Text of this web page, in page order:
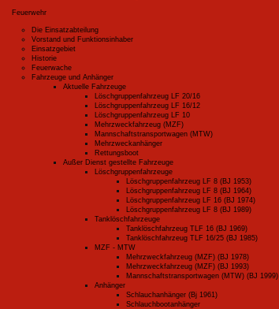
Feuerwehr
Die Einsatzabteilung
Vorstand und Funktionsinhaber
Einsatzgebiet
Historie
Feuerwache
Fahrzeuge und Anhänger
Aktuelle Fahrzeuge
Löschgruppenfahrzeug LF 20/16
Löschgruppenfahrzeug LF 16/12
Löschgruppenfahrzeug LF 10
Mehrzweckfahrzeug (MZF)
Mannschaftstransportwagen (MTW)
Mehrzweckanhänger
Rettungsboot
Außer Dienst gestellte Fahrzeuge
Löschgruppenfahrzeuge
Löschgruppenfahrzeug LF 8 (BJ 1953)
Löschgruppenfahrzeug LF 8 (BJ 1964)
Löschgruppenfahrzeug LF 16 (BJ 1974)
Löschgruppenfahrzeug LF 8 (BJ 1989)
Tanklöschfahrzeuge
Tanklöschfahrzeug TLF 16 (BJ 1969)
Tanklöschfahrzeug TLF 16/25 (BJ 1985)
MZF - MTW
Mehrzweckfahrzeug (MZF) (BJ 1978)
Mehrzweckfahrzeug (MZF) (BJ 1993)
Mannschaftstransportwagen (MTW) (BJ 1999)
Anhänger
Schlauchanhänger (Bj 1961)
Schlauchbootanhänger